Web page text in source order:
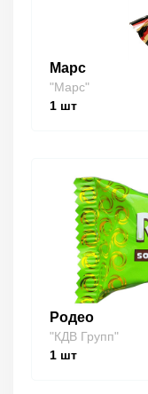
Марс
"Марс"
1 шт
Родео
"КДВ Групп"
1 шт